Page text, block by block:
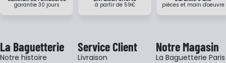
garantie 30 jours à partir de 59€ pièces et main d'oeuvre
La Baguetterie
Notre histoire
Service Client
Livraison
Notre Magasin
La Baguetterie Paris